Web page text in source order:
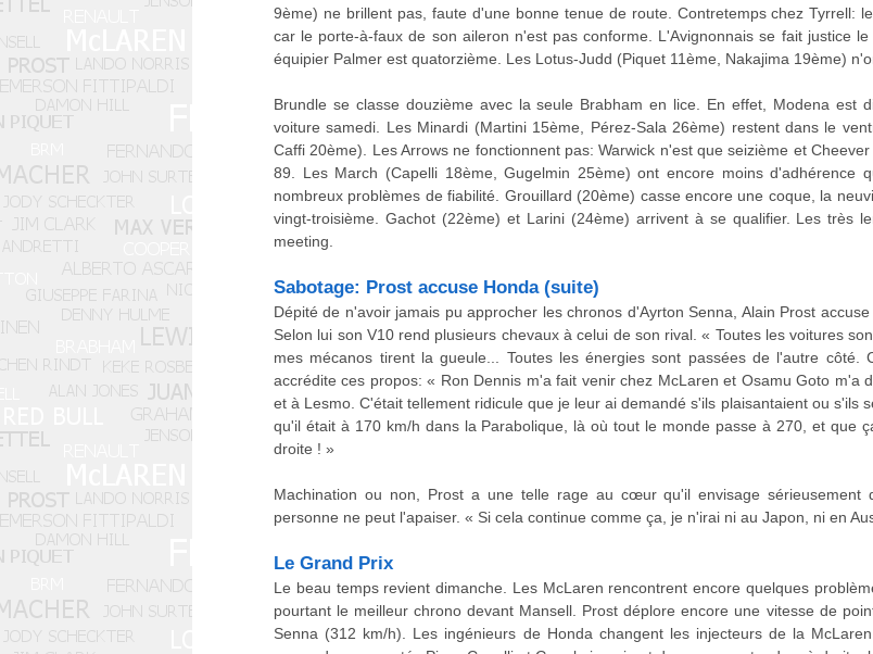
9ème) ne brillent pas, faute d'une bonne tenue de route. Contretemps chez Tyrrell:
car le porte-à-faux de son aileron n'est pas conforme. L'Avignonnais se fait justice
équipier Palmer est quatorzième. Les Lotus-Judd (Piquet 11ème, Nakajima 19ème)
Brundle se classe douzième avec la seule Brabham en lice. En effet, Modena est
voiture samedi. Les Minardi (Martini 15ème, Pérez-Sala 26ème) restent dans le
Caffi 20ème). Les Arrows ne fonctionnent pas: Warwick n'est que seizième et
89. Les March (Capelli 18ème, Gugelmin 25ème) ont encore moins d'adhérence
nombreux problèmes de fiabilité. Grouillard (20ème) casse encore une coque, la
vingt-troisième. Gachot (22ème) et Larini (24ème) arrivent à se qualifier. Les très
meeting.
Sabotage: Prost accuse Honda (suite)
Dépité de n'avoir jamais pu approcher les chronos d'Ayrton Senna, Alain Prost
Selon lui son V10 rend plusieurs chevaux à celui de son rival. « Toutes les voitures
mes mécanos tirent la gueule... Toutes les énergies sont passées de l'autre côté.
accrédite ces propos: « Ron Dennis m'a fait venir chez McLaren et Osamu Goto m'a
et à Lesmo. C'était tellement ridicule que je leur ai demandé s'ils plaisantaient ou s'ils
qu'il était à 170 km/h dans la Parabolique, là où tout le monde passe à 270, et que
droite ! »
Machination ou non, Prost a une telle rage au cœur qu'il envisage sérieusement
personne ne peut l'apaiser. « Si cela continue comme ça, je n'irai ni au Japon, ni en
Le Grand Prix
Le beau temps revient dimanche. Les McLaren rencontrent encore quelques
pourtant le meilleur chrono devant Mansell. Prost déplore encore une vitesse de
Senna (312 km/h). Les ingénieurs de Honda changent les injecteurs de la